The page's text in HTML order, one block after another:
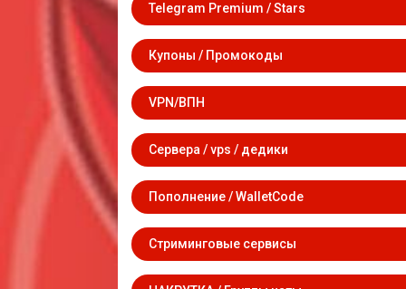
Telegram Premium / Stars
Купоны / Промокоды
VPN/ВПН
Сервера / vps / дедики
Пополнение / WalletCode
Стриминговые сервисы